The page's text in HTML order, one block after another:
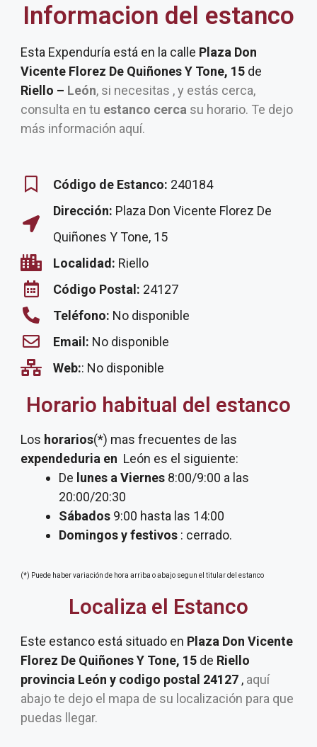
Informacion del estanco
Esta Expenduría está en la calle Plaza Don
Vicente Florez De Quiñones Y Tone, 15 de
Riello – León, si necesitas , y estás cerca,
consulta en tu estanco cerca su horario. Te dejo
más información aquí.
Código de Estanco: 240184
Dirección: Plaza Don Vicente Florez De
Quiñones Y Tone, 15
Localidad: Riello
Código Postal: 24127
Teléfono: No disponible
Email: No disponible
Web:: No disponible
Horario habitual del estanco
Los horarios(*) mas frecuentes de las
expendeduria en León es el siguiente:
De lunes a Viernes 8:00/9:00 a las
20:00/20:30
Sábados 9:00 hasta las 14:00
Domingos y festivos : cerrado.
(*) Puede haber variación de hora arriba o abajo segun el titular del estanco
Localiza el Estanco
Este estanco está situado en Plaza Don Vicente
Florez De Quiñones Y Tone, 15 de Riello
provincia León y codigo postal 24127 , aquí
abajo te dejo el mapa de su localización para que
puedas llegar.